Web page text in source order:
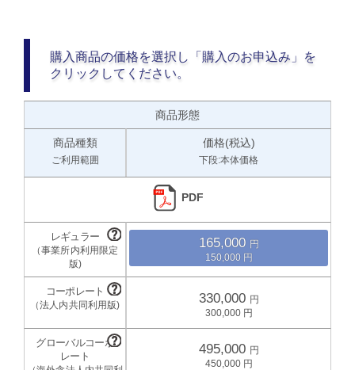
購入商品の価格を選択し「購入のお申込み」を
クリックしてください。
商品形態
商品種類
ご利用範囲
価格(税込)
下段:本体価格
PDF
165,000
150,000
330,000
300,000
495,000
450,000